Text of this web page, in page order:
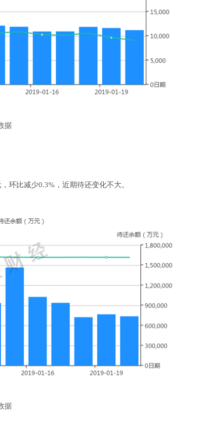
据
环比减少0.3%，近期待还变化不大。
据